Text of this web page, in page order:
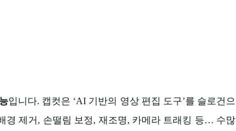
입니다. 캡컷은 ‘AI 기반의 영상 편집 도구’를 슬로건으
경 제거, 손떨림 보정, 재조명, 카메라 트래킹 등… 수많